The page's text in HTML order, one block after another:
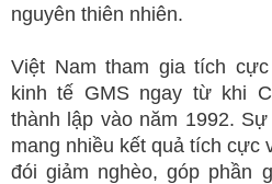
nguyên thiên nhiên.
Việt Nam tham gia tích
kinh tế GMS ngay từ khi
thành lập vào năm 1992.
mang nhiều kết quả tích cực
đói giảm nghèo, góp phần